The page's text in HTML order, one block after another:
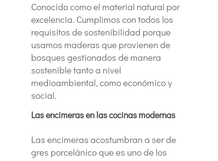
Conocido como el material natural por
excelencia. Cumplimos con todos los
requisitos de sostenibilidad porque
usamos maderas que provienen de
bosques gestionados de manera
sostenible tanto a nivel
medioambiental, como económico y
social.
Las encimeras en las cocinas modernas
Las encimeras acostumbran a ser de
gres porcelánico que es uno de los